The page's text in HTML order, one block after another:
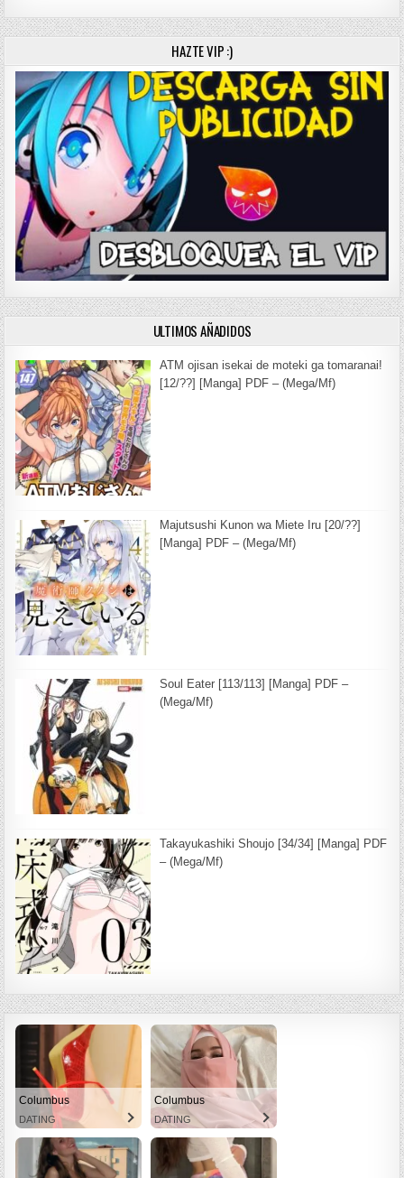
HAZTE VIP :)
ULTIMOS AÑADIDOS
ATM ojisan isekai de moteki ga tomaranai!
[12/??] [Manga] PDF – (Mega/Mf)
Majutsushi Kunon wa Miete Iru [20/??]
[Manga] PDF – (Mega/Mf)
Soul Eater [113/113] [Manga] PDF –
(Mega/Mf)
Takayukashiki Shoujo [34/34] [Manga] PDF
– (Mega/Mf)
Columbus
DATING
Columbus
DATING